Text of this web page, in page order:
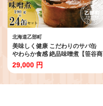
北海道乙部町
美味しく健康 こだわりのサバ缶
やわらか食感 絶品味噌煮【笹谷商
店さば味噌煮缶：24缶】＜ スピ
ード発送 たっぷり24缶 さば缶 サ
道産 笹谷商店 釧之助 缶詰 魚介 魚
29,000 円